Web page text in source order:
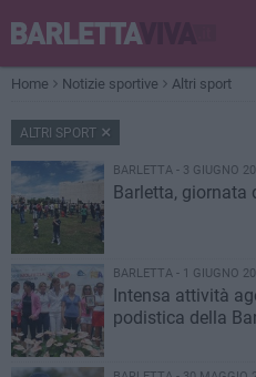
Home Notizie sportive Altri sport
ALTRI SPORT
BARLETTA - 3 GIUGNO
Barletta, giornata
BARLETTA - 1 GIUGNO
Intensa attività
podistica della